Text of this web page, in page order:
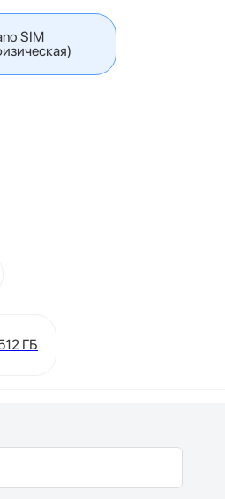
SIM
ГБ